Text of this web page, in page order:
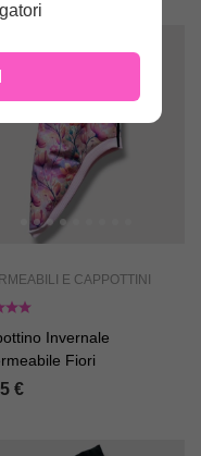
E CAPPOTTINI
Invernale
Fiori
€